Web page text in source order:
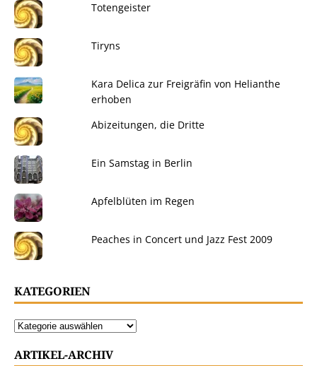
Totengeister
Tiryns
Kara Delica zur Freigräfin von Helianthe
erhoben
Abizeitungen, die Dritte
Ein Samstag in Berlin
Apfelblüten im Regen
Peaches in Concert und Jazz Fest 2009
KATEGORIEN
ARTIKEL-ARCHIV